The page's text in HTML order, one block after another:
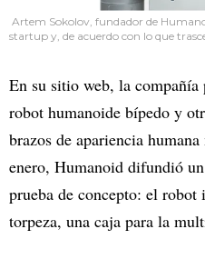
Artem Sokolov, fundador de
startup y, de acuerdo con lo que
En su sitio web, la compañía
robot humanoide bípedo y
brazos de apariencia
enero, Humanoid difundió
prueba de concepto: el robot
torpeza, una caja para la